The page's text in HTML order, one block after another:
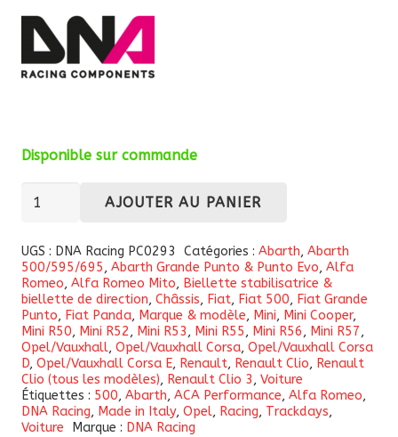
Disponible sur commande
quantité
Biellettes
stabilisatrices
réglable
DNA
Racing
PC0293
pour
Abarth
AJOUTER AU PANIER
UGS : DNA Racing PC0293 Catégories : Abarth, Abarth
500/595/695, Abarth Grande Punto & Punto Evo, Alfa
Romeo, Alfa Romeo Mito, Biellette stabilisatrice &
biellette de direction, Châssis, Fiat, Fiat 500, Fiat Grande
Punto, Fiat Panda, Marque & modèle, Mini, Mini Cooper,
Mini R50, Mini R52, Mini R53, Mini R55, Mini R56, Mini R57,
Opel/Vauxhall, Opel/Vauxhall Corsa, Opel/Vauxhall Corsa
D, Opel/Vauxhall Corsa E, Renault, Renault Clio, Renault
Clio (tous les modèles), Renault Clio 3, Voiture
Étiquettes : 500, Abarth, ACA Performance, Alfa Romeo,
DNA Racing, Made in Italy, Opel, Racing, Trackdays,
Voiture
Marque : DNA Racing